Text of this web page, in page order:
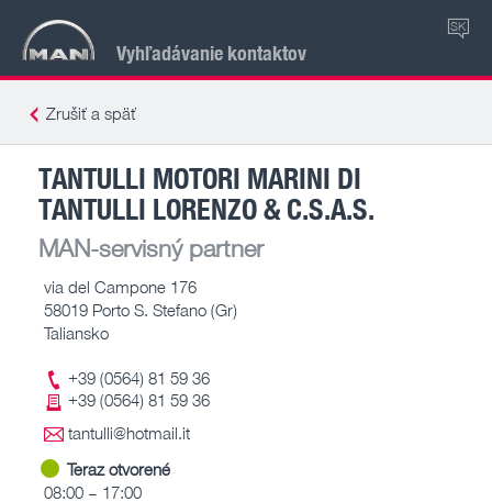
Vyhľadávanie kontaktov
SK
Zrušiť a späť
TANTULLI MOTORI MARINI DI
TANTULLI LORENZO & C.S.A.S.
MAN-servisný partner
via del Campone 176
58019 Porto S. Stefano (Gr)
Taliansko
+39 (0564) 81 59 36
+39 (0564) 81 59 36
tantulli@hotmail.it
Teraz otvorené
08:00 – 17:00